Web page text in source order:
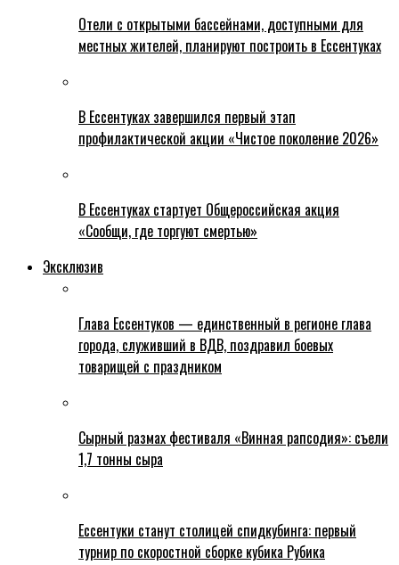
Отели с открытыми бассейнами, доступными для
местных жителей, планируют построить в Ессентуках
В Ессентуках завершился первый этап
профилактической акции «Чистое поколение 2026»
В Ессентуках стартует Общероссийская акция
«Сообщи, где торгуют смертью»
Эксклюзив
Глава Ессентуков — единственный в регионе глава
города, служивший в ВДВ, поздравил боевых
товарищей с праздником
Сырный размах фестиваля «Винная рапсодия»: съели
1,7 тонны сыра
Ессентуки станут столицей спидкубинга: первый
турнир по скоростной сборке кубика Рубика